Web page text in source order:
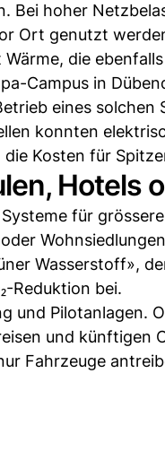
Bei hoher
Ort genutzt
die
Campus in
eines
konnten
Kosten für
Hotels
für
Wasserstoff»,
Reduktion bei.
und
und künftigen
Fahrzeuge